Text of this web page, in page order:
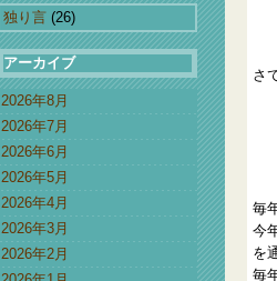
独り言 (26)
アーカイブ
2026年8月
2026年7月
2026年6月
2026年5月
2026年4月
2026年3月
2026年2月
さ
毎
今
を
毎